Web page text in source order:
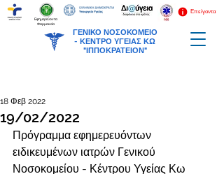
ΓΕΝΙΚΟ ΝΟΣΟΚΟΜΕΙΟ
- ΚΕΝΤΡΟ ΥΓΕΙΑΣ ΚΩ
"ΙΠΠΟΚΡΑΤΕΙΟΝ"
Επείγοντα
Εφημερεύοντα
Φαρμακεία
19/02/2022
18 Φεβ 2022
Πρόγραμμα εφημερευόντων
ειδικευμένων ιατρών Γενικού
Νοσοκομείου - Κέντρου Υγείας Κω